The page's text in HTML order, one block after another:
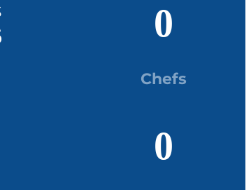
0
Chefs
0